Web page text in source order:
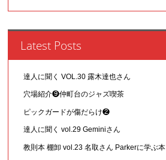
Latest Posts
達人に聞く VOL.30 露木達也さん
穴場紹介❾仲町台のジャズ喫茶
ピックガードが傷だらけ❷
達人に聞く vol.29 Geminiさん
教則本 棚卸 vol.23 名取さん Parkerに学ぶ本